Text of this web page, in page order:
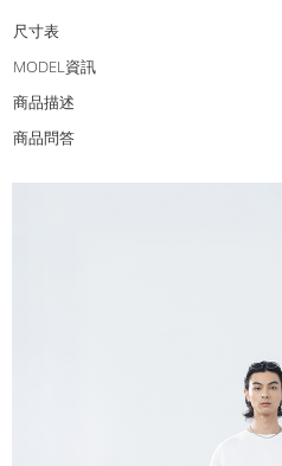
尺寸表
MODEL資訊
商品描述
商品問答